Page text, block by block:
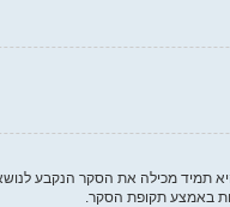
תמיד מכילה את הסקר הנקבע
באמצע תקופת הסקר.